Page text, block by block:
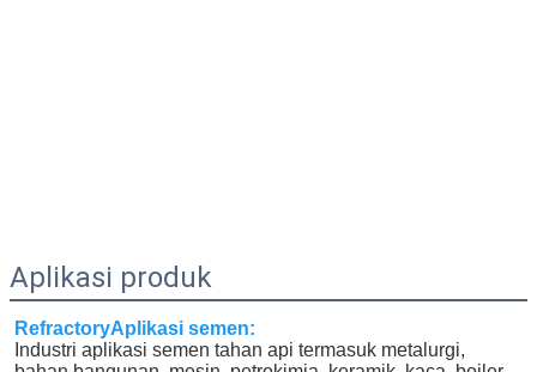
Aplikasi produk
RefractoryAplikasi semen:
Industri aplikasi semen tahan api termasuk metalurgi,